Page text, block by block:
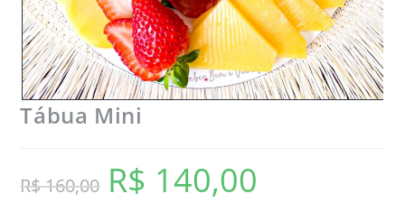
Tábua Mini
R$160,00
O
R$ 140,00